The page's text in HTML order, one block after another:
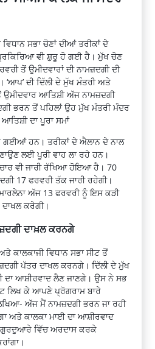
ਵਿਧਾਨ ਸਭਾ ਚੋਣਾਂ ਦੀਆਂ ਤਰੀਕਾਂ ਦੇ
ਵੀ ਸ਼ੁਰੂ ਹੋ ਗਈ ਹੈ। ਮੁੱਖ ਚੋਣ
ਤੋਂ ਉਮੀਦਵਾਰਾਂ ਦੀ ਨਾਮਜ਼ਦਗੀ ਦੀ
ਦੀ ਦਿੱਲੀ ਦੇ ਮੁੱਖ ਮੰਤਰੀ ਅਤੇ
ਉਮੀਦਵਾਰ ਆਤਿਸ਼ੀ ਅੱਜ ਨਾਮਜ਼ਦਗੀ
ਭਰਨ ਤੋਂ ਪਹਿਲਾਂ ਉਹ ਮੁੱਖ ਮੰਤਰੀ ਮੰਦਰ
ਦਾ ਪੂਰਾ ਸਮਾਂ
ਗਈਆਂ ਹਨ। ਤਰੀਕਾਂ ਦੇ ਐਲਾਨ ਦੇ ਨਾਲ
ਲਈ ਪੂਰੀ ਵਾਹ ਲਾ ਰਹੇ ਹਨ।
ਵੀ ਜਾਰੀ ਰੱਖਿਆ ਹੋਇਆ ਹੈ। 70
17 ਫਰਵਰੀ ਤੱਕ ਜਾਰੀ ਰਹੇਗੀ।
ਅੱਜ 13 ਫਰਵਰੀ ਨੂੰ ਇਸ ਕੜੀ
ਕਰੇਗੀ।
ਦਾਖ਼ਲ ਕਰਨਗੇ
ਕਾਲਕਾਜੀ ਵਿਧਾਨ ਸਭਾ ਸੀਟ ਤੋਂ
ਪੱਤਰ ਦਾਖਲ ਕਰਨਗੇ। ਦਿੱਲੀ ਦੇ ਮੁੱਖ
ਦਾ ਆਸ਼ੀਰਵਾਦ ਲੈਣ ਜਾਣਗੇ। ਉਸ ਨੇ ਸਭ
ਲਿਖ ਕੇ ਆਪਣੇ ਪ੍ਰੋਗਰਾਮ ਬਾਰੇ
ਅੱਜ ਮੈਂ ਨਾਮਜ਼ਦਗੀ ਭਰਨ ਜਾ ਰਹੀ
ਅਤੇ ਕਾਲਕਾ ਮਾਈ ਦਾ ਆਸ਼ੀਰਵਾਦ
ਗੁਰਦੁਆਰੇ ਵਿੱਚ ਅਰਦਾਸ ਕਰਕੇ